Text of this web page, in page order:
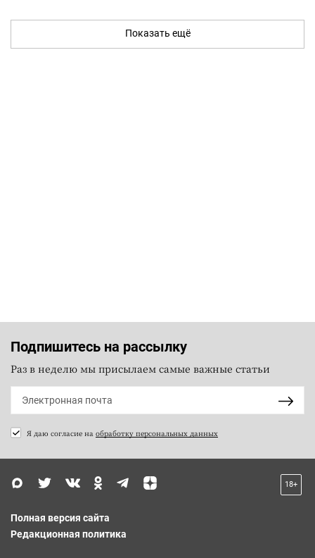
Показать ещё
Подпишитесь на рассылку
Раз в неделю мы присылаем самые важные статьи
Я даю согласие на обработку персональных данных
18+
Полная версия сайта
Редакционная политика